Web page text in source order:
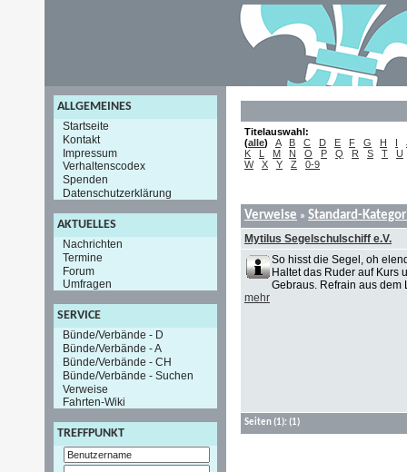
ALLGEMEINES
Startseite
Kontakt
Impressum
Verhaltenscodex
Spenden
Datenschutzerklärung
AKTUELLES
Nachrichten
Termine
Forum
Umfragen
SERVICE
Bünde/Verbände - D
Bünde/Verbände - A
Bünde/Verbände - CH
Bünde/Verbände - Suchen
Verweise
Fahrten-Wiki
TREFFPUNKT
Titelauswahl:
(alle) A B C D E F G H I
K
L M N O P Q R S T
U
W
X Y Z 0-9
Verweise » Standard-
Mytilus Segelschulschiff e.V.
So hisst die Segel, oh
Haltet das Ruder auf Kurs
Gebraus. Refrain aus dem
mehr
Seiten(1): (1)